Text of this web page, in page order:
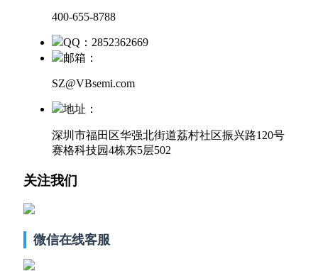
400-655-8788
QQ：2852362669
邮箱：
SZ@VBsemi.com
地址：
深圳市福田区华强北街道荔村社区振兴路120号
赛格科技园4栋东5层502
关注我们
微信在线客服